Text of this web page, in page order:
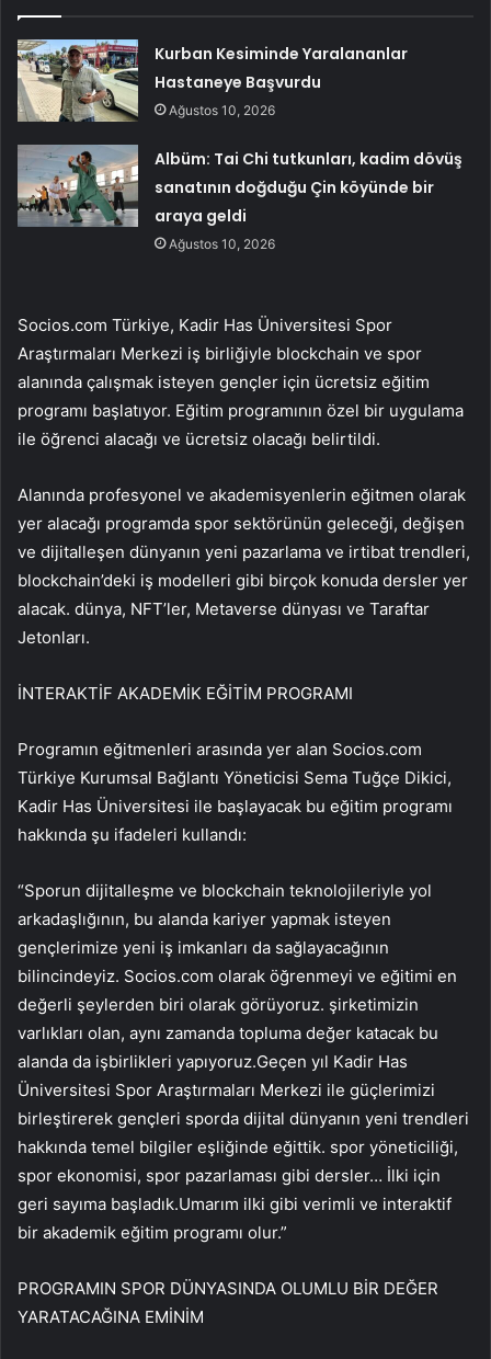
Kurban Kesiminde Yaralananlar
Hastaneye Başvurdu
Ağustos 10, 2026
Albüm: Tai Chi tutkunları, kadim dövüş
sanatının doğduğu Çin köyünde bir
araya geldi
Ağustos 10, 2026
Socios.com Türkiye, Kadir Has Üniversitesi Spor
Araştırmaları Merkezi iş birliğiyle blockchain ve spor
alanında çalışmak isteyen gençler için ücretsiz eğitim
programı başlatıyor. Eğitim programının özel bir uygulama
ile öğrenci alacağı ve ücretsiz olacağı belirtildi.
Alanında profesyonel ve akademisyenlerin eğitmen olarak
yer alacağı programda spor sektörünün geleceği, değişen
ve dijitalleşen dünyanın yeni pazarlama ve irtibat trendleri,
blockchain’deki iş modelleri gibi birçok konuda dersler yer
alacak. dünya, NFT’ler, Metaverse dünyası ve Taraftar
Jetonları.
İNTERAKTİF AKADEMİK EĞİTİM PROGRAMI
Programın eğitmenleri arasında yer alan Socios.com
Türkiye Kurumsal Bağlantı Yöneticisi Sema Tuğçe Dikici,
Kadir Has Üniversitesi ile başlayacak bu eğitim programı
hakkında şu ifadeleri kullandı:
“Sporun dijitalleşme ve blockchain teknolojileriyle yol
arkadaşlığının, bu alanda kariyer yapmak isteyen
gençlerimize yeni iş imkanları da sağlayacağının
bilincindeyiz. Socios.com olarak öğrenmeyi ve eğitimi en
değerli şeylerden biri olarak görüyoruz. şirketimizin
varlıkları olan, aynı zamanda topluma değer katacak bu
alanda da işbirlikleri yapıyoruz.Geçen yıl Kadir Has
Üniversitesi Spor Araştırmaları Merkezi ile güçlerimizi
birleştirerek gençleri sporda dijital dünyanın yeni trendleri
hakkında temel bilgiler eşliğinde eğittik. spor yöneticiliği,
spor ekonomisi, spor pazarlaması gibi dersler… İlki için
geri sayıma başladık.Umarım ilki gibi verimli ve interaktif
bir akademik eğitim programı olur.”
PROGRAMIN SPOR DÜNYASINDA OLUMLU BİR DEĞER
YARATACAĞINA EMİNİM